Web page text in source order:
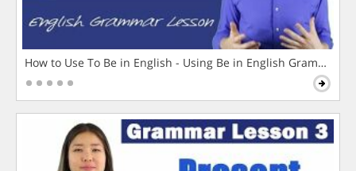
How to Use To Be in English - Using Be in English Grammar